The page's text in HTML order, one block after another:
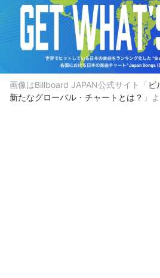
画像はBillboard JAPAN公式サイト「 ビ
新たなグローバル・チャートとは？ 」